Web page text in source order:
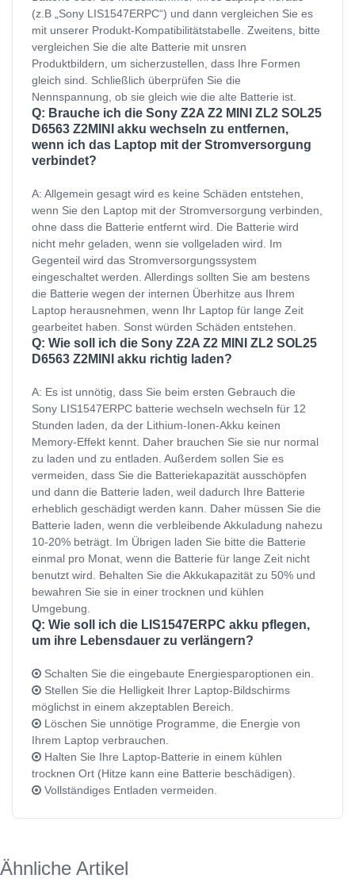
(z.B „Sony LIS1547ERPC“) und dann vergleichen Sie es
mit unserer Produkt-Kompatibilitätstabelle. Zweitens, bitte
vergleichen Sie die alte Batterie mit unsren
Produktbildern, um sicherzustellen, dass Ihre Formen
gleich sind. Schließlich überprüfen Sie die
Nennspannung, ob sie gleich wie die alte Batterie ist.
Q: Brauche ich die Sony Z2A Z2 MINI ZL2 SOL25
D6563 Z2MINI akku wechseln zu entfernen,
wenn ich das Laptop mit der Stromversorgung
verbindet?
A: Allgemein gesagt wird es keine Schäden entstehen,
wenn Sie den Laptop mit der Stromversorgung verbinden,
ohne dass die Batterie entfernt wird. Die Batterie wird
nicht mehr geladen, wenn sie vollgeladen wird. Im
Gegenteil wird das Stromversorgungssystem
eingeschaltet werden. Allerdings sollten Sie am bestens
die Batterie wegen der internen Überhitze aus Ihrem
Laptop herausnehmen, wenn Ihr Laptop für lange Zeit
gearbeitet haben. Sonst würden Schäden entstehen.
Q: Wie soll ich die Sony Z2A Z2 MINI ZL2 SOL25
D6563 Z2MINI akku richtig laden?
A: Es ist unnötig, dass Sie beim ersten Gebrauch die
Sony LIS1547ERPC batterie wechseln wechseln für 12
Stunden laden, da der Lithium-Ionen-Akku keinen
Memory-Effekt kennt. Daher brauchen Sie sie nur normal
zu laden und zu entladen. Außerdem sollen Sie es
vermeiden, dass Sie die Batteriekapazität ausschöpfen
und dann die Batterie laden, weil dadurch Ihre Batterie
erheblich geschädigt werden kann. Daher müssen Sie die
Batterie laden, wenn die verbleibende Akkuladung nahezu
10-20% beträgt. Im Übrigen laden Sie bitte die Batterie
einmal pro Monat, wenn die Batterie für lange Zeit nicht
benutzt wird. Behalten Sie die Akkukapazität zu 50% und
bewahren Sie sie in einer trocknen und kühlen
Umgebung.
Q: Wie soll ich die LIS1547ERPC akku pflegen,
um ihre Lebensdauer zu verlängern?
Schalten Sie die eingebaute Energiesparoptionen ein.
Stellen Sie die Helligkeit Ihrer Laptop-Bildschirms
möglichst in einem akzeptablen Bereich.
Löschen Sie unnötige Programme, die Energie von
Ihrem Laptop verbrauchen.
Halten Sie Ihre Laptop-Batterie in einem kühlen
trocknen Ort (Hitze kann eine Batterie beschädigen).
Vollständiges Entladen vermeiden.
Ähnliche Artikel